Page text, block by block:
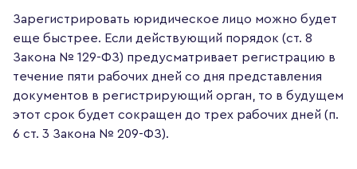
Зарегистрировать юридическое лицо можно будет
еще быстрее. Если действующий порядок (ст. 8
Закона № 129-ФЗ) предусматривает регистрацию в
течение пяти рабочих дней со дня представления
документов в регистрирующий орган, то в будущем
этот срок будет сокращен до трех рабочих дней (п.
6 ст. 3 Закона № 209-ФЗ).